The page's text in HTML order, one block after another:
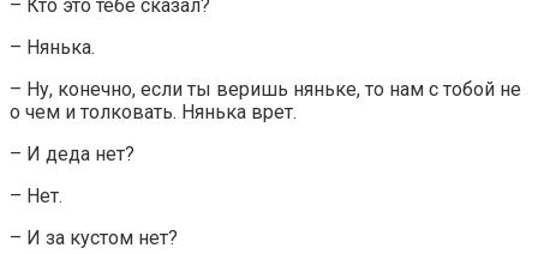
– Кто это тебе сказал?
– Нянька.
– Ну, конечно, если ты веришь няньке, то нам с тобой не
о чем и толковать. Нянька врет.
– И деда нет?
– Нет.
– И за кустом нет?